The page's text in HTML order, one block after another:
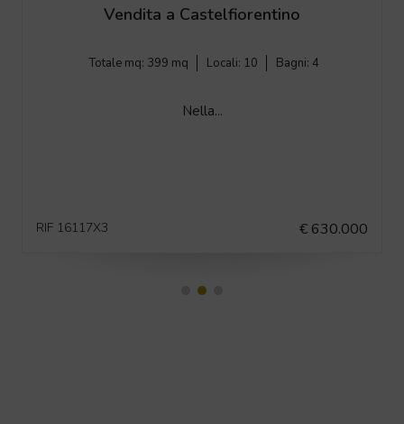
Vendita a Castelfiorentino
Totale mq: 399 mq Locali: 10 Bagni: 4
Nella...
RIF 16117X3 € 630.000